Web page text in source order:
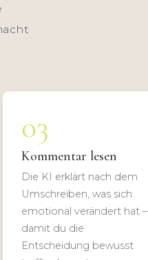
03
Kommentar lesen
Die KI erklärt nach dem
Umschreiben, was sich
emotional verändert hat –
damit du die
Entscheidung bewusst